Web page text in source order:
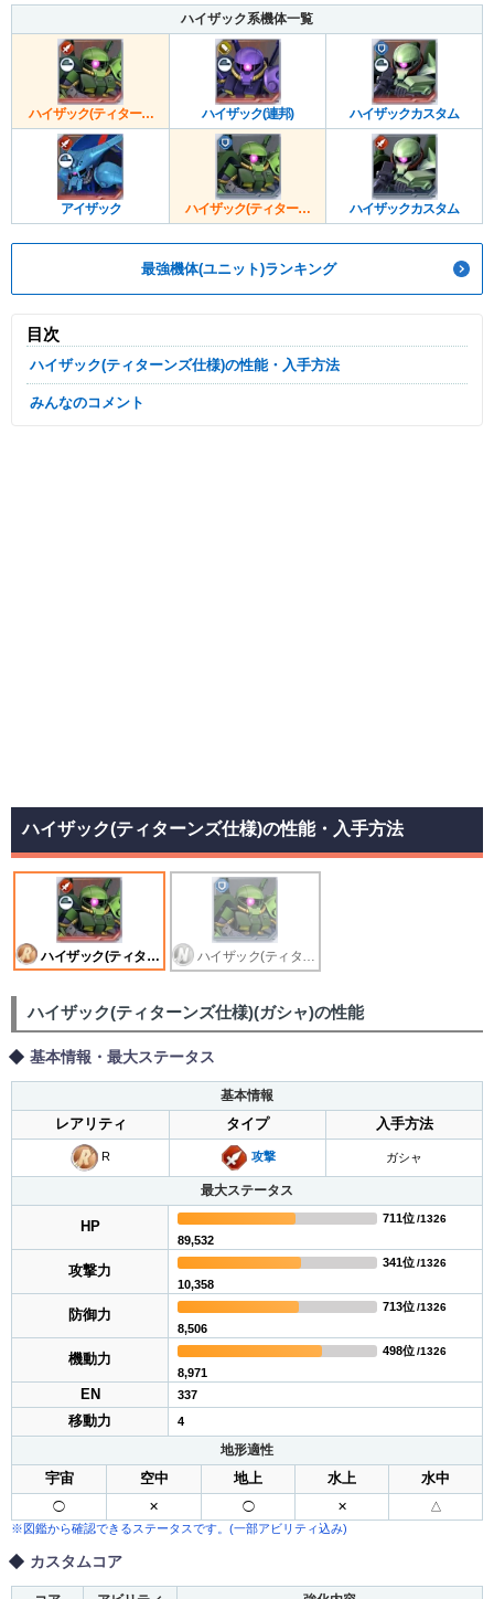
ハイザック系機体一覧
ハイザック(ティターン
ズ)
ハイザック(連邦) ハイザックカスタム
アイザック
ハイザック(ティターン
ズ)
ハイザックカスタム
最強機体(ユニット)ランキング
目次
ハイザック(ティターンズ仕様)の性能・入手方法
みんなのコメント
ハイザック(ティターンズ仕様)の性能・入手方法
ハイザック(ティターンズ仕様) ハイザック(ティターンズ仕様)
ハイザック(ティターンズ仕様)(ガシャ)の性能
基本情報・最大ステータス
基本情報
レアリティ
タイプ 入手方法
R 攻撃 ガシャ
最大ステータス
HP
89,532
711位 /1326
攻撃力
10,358
341位 /1326
防御力
8,506
713位 /1326
機動力
8,971
498位 /1326
EN 337
移動力 4
地形適性
宇宙
空中 地上 水上 水中
◯ ✕ ◯ ✕
△
※図鑑から確認できるステータスです。(一部アビリティ込み)
カスタムコア